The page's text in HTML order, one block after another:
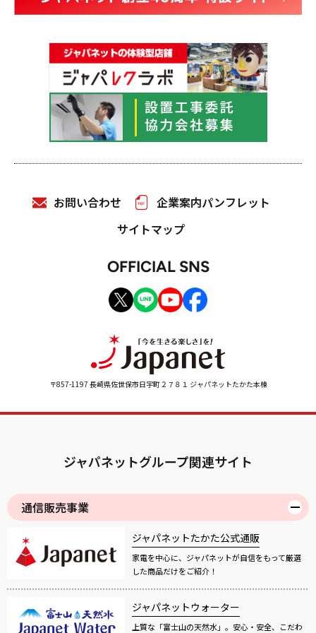
〒857-1197 長崎県佐世保市日宇町２７８１ ジャパネットたかた本棟
お問い合わせ
企業案内パンフレット
サイトマップ
OFFICIAL SNS
ジャパネットグループ関連サイト
通信販売事業
ジャパネットたかた公式通販
家電を中心に、ジャパネットが自信をもって厳選
した商品だけをご紹介！
ジャパネットウォーター
上質な「富士山の天然水」。安心・安全、こだわ